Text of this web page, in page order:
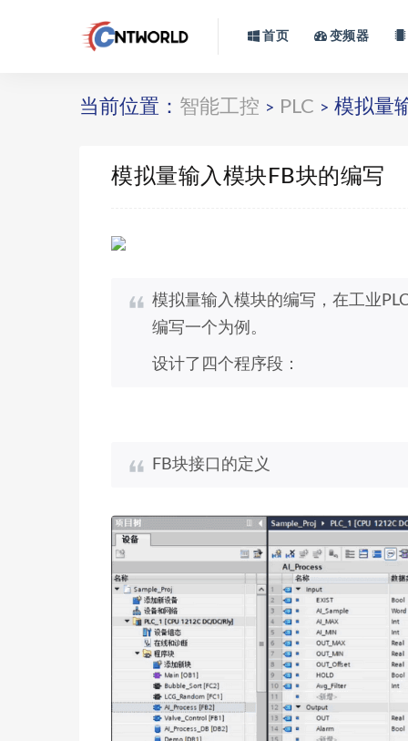
首页 变频器
当前位置： 智能工控 > PLC > 模拟量
模拟量输入模块FB块的编写
模拟量输入模块的编写，在工业
编写一个为例。
设计了四个程序段：
FB块接口的定义